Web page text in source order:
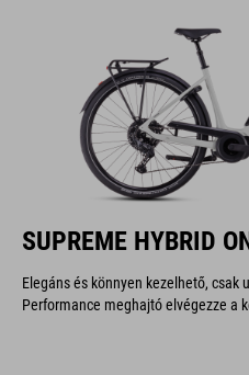
SUPREME HYBRID
Elegáns és könnyen kezelhető, csak
Performance meghajtó elvégezze a